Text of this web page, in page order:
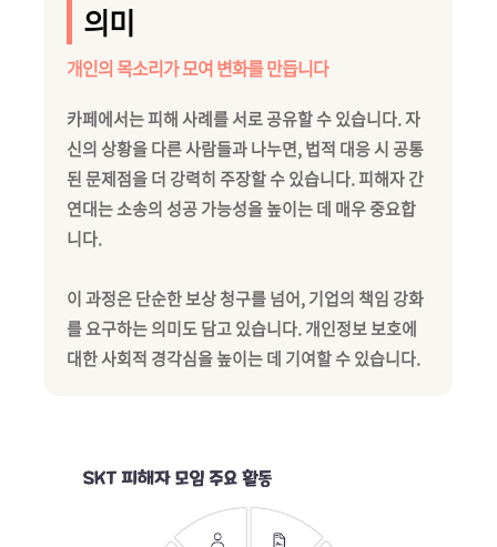
의미
개인의 목소리가 모여 변화를 만듭니다
카페에서는 피해 사례를 서로 공유할 수 있습니다. 자
신의 상황을 다른 사람들과 나누면, 법적 대응 시 공통
된 문제점을 더 강력히 주장할 수 있습니다. 피해자 간
연대는 소송의 성공 가능성을 높이는 데 매우 중요합
니다.
이 과정은 단순한 보상 청구를 넘어, 기업의 책임 강화
를 요구하는 의미도 담고 있습니다. 개인정보 보호에
대한 사회적 경각심을 높이는 데 기여할 수 있습니다.